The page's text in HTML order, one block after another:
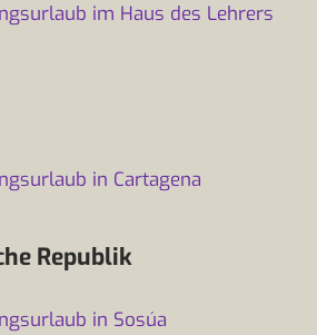
im Haus des Lehrers
in Cartagena
Republik
in Sosúa